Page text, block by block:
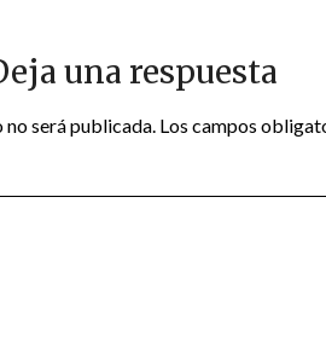
una respuesta
será publicada. Los campos